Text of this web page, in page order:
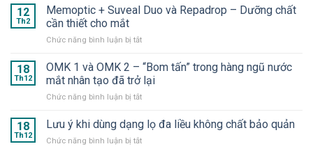
phẩm
của
2025
–
Hyaluron
Eye
–
12
Th2
Memoptic + Suveal Duo và Repadrop – Dưỡng chất
cần thiết cho mắt
Chức năng bình luận bị tắtở
+
Suveal
Duo
và
–
chất
18
Th12
OMK 1 và OMK 2 – “Bom tấn” trong hàng ngũ nước
mắt nhân tạo đã trở lại
Chức năng bình luận bị tắtở
1
và
OMK
18
Th12
Lưu ý khi dùng dạng lọ đa liều không chất bảo quản
Chức năng bình luận bị tắtở